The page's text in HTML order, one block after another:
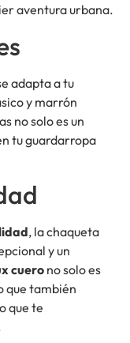
aventura urbana.
adapta a tu
y marrón
no solo es un
tu guardarropa
, la chaqueta
y un
cuerono solo es
que también
que te